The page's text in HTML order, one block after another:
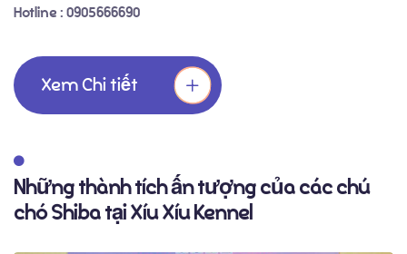
Hotline : 0905666690
Xem Chi tiết
Những thành tích ấn tượng của các chú
chó Shiba tại Xíu Xíu Kennel